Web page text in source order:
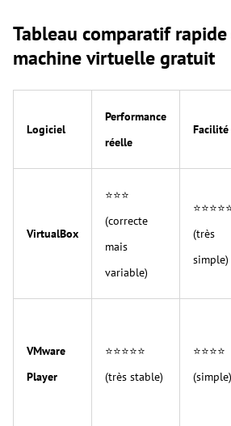
Tableau comparatif
machine virtuelle gratuit
Logiciel
Performance
réelle
Facilité
VirtualBox
⭐⭐⭐
(correcte
mais
variable)
(très
simple)
VMware
Player
⭐⭐⭐⭐⭐
(très stable)
⭐⭐⭐⭐
(simple)